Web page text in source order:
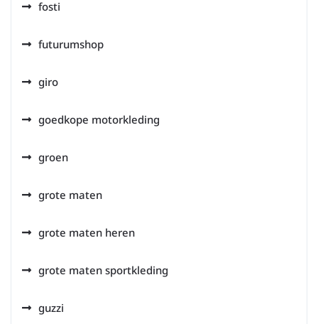
fosti
futurumshop
giro
goedkope motorkleding
groen
grote maten
grote maten heren
grote maten sportkleding
guzzi